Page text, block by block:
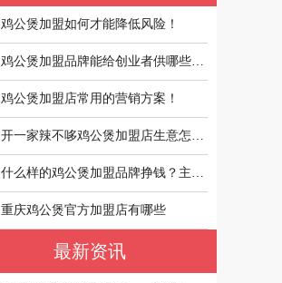
鸡公煲加盟如何才能降低风险！
鸡公煲加盟品牌能给创业者供哪些帮助？
鸡公煲加盟店常用的营销方案！
开一家辣不哆鸡公煲加盟店生意怎么样？
什么样的鸡公煲加盟品牌挣钱？主要看这三点！
重庆鸡公煲官方加盟店有哪些
最新资讯